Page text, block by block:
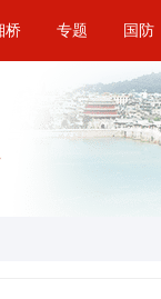
桥 专题 国防